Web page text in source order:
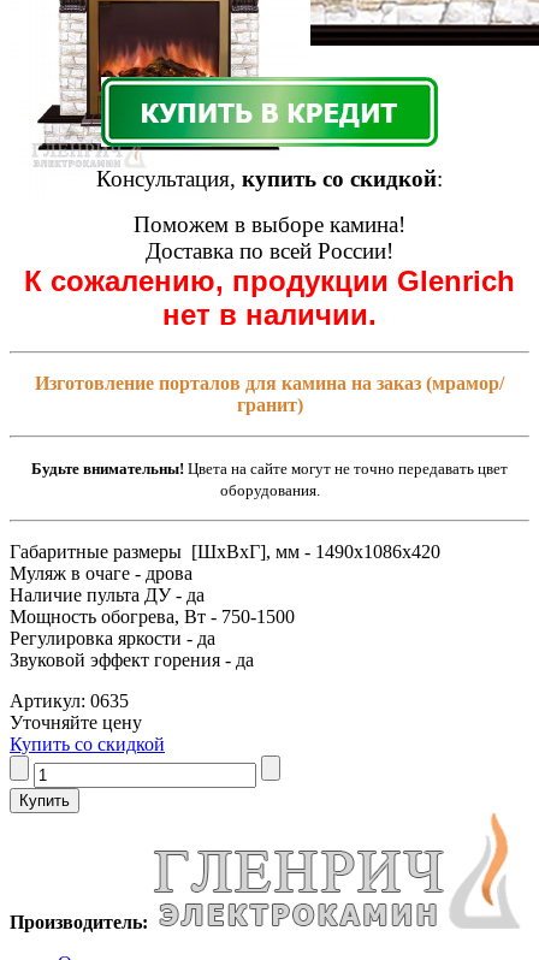
Консультация, купить со скидкой:
Поможем в выборе камина!
Доставка по всей России!
К сожалению, продукции Glenrich
нет в наличии.
Изготовление порталов для камина на заказ (мрамор/
гранит)
Будьте внимательны! Цвета на сайте могут не точно передавать цвет
оборудования.
Габаритные размеры [ШxВxГ], мм - 1490x1086x420
Муляж в очаге - дрова
Наличие пульта ДУ - да
Мощность обогрева, Вт - 750-1500
Регулировка яркости - да
Звуковой эффект горения - да
Артикул: 0635
Уточняйте цену
Купить со скидкой
Производитель: